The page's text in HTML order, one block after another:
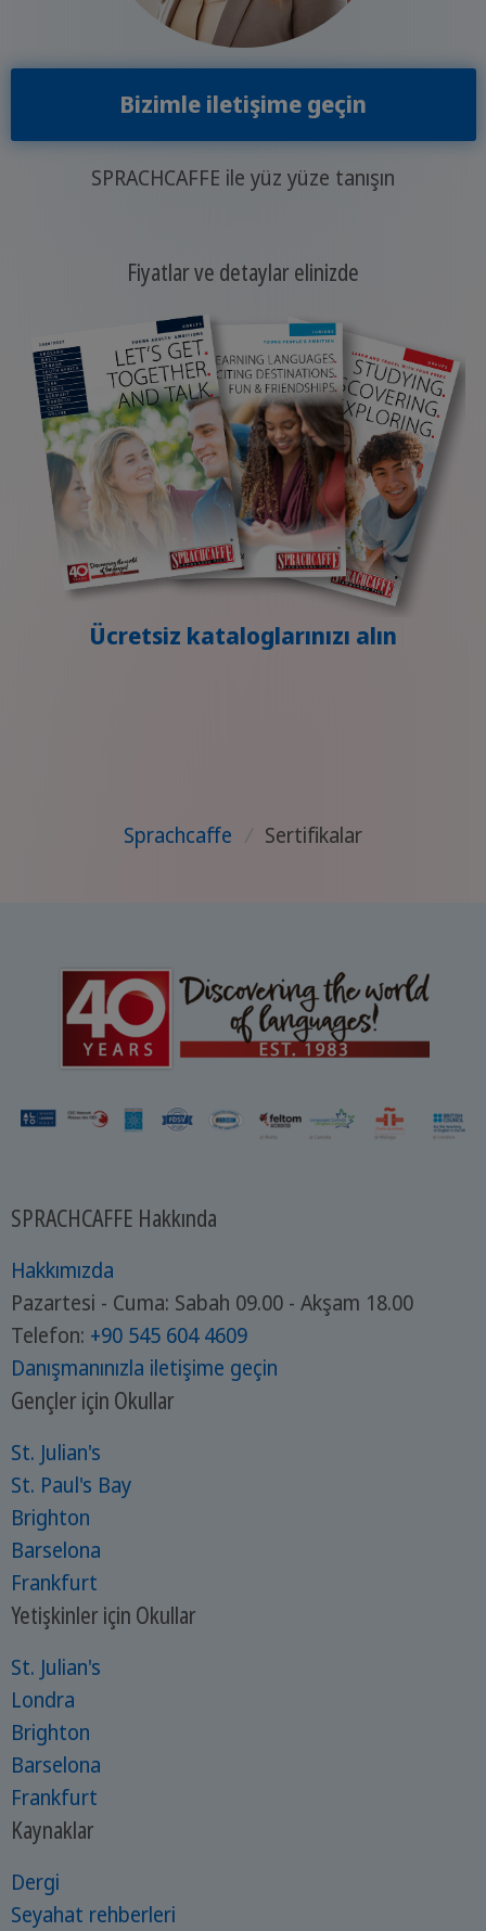
Bizimle iletişime geçin
SPRACHCAFFE ile yüz yüze tanışın
Fiyatlar ve detaylar elinizde
Ücretsiz kataloglarınızı alın
Sprachcaffe / Sertifikalar
SPRACHCAFFE Hakkında
Hakkımızda
Pazartesi - Cuma: Sabah 09.00 - Akşam 18.00
Telefon: +90 545 604 4609
Danışmanınızla iletişime geçin
Gençler için Okullar
St. Julian's
St. Paul's Bay
Brighton
Barselona
Frankfurt
Yetişkinler için Okullar
St. Julian's
Londra
Brighton
Barselona
Frankfurt
Kaynaklar
Dergi
Seyahat rehberleri